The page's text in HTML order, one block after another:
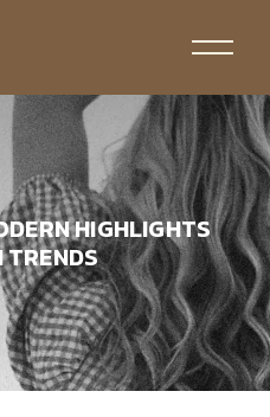
HIGHLIGHTS
TRENDS